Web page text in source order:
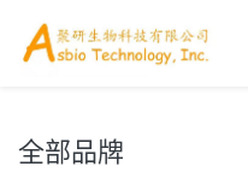
全部品牌